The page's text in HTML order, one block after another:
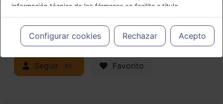
información técnica de los fármacos se facilita a título
meramente informativo, siendo responsabilidad de los
profesionales facultados prescribir medicamentos y decidir, en
cada caso concreto, el tratamiento más adecuado a las
necesidades del paciente.
Configurar cookies Rechazar Acepto
Actualidad y Artículos|
Neuropsiquiatría y Neurología
Seguir 51 Favorito